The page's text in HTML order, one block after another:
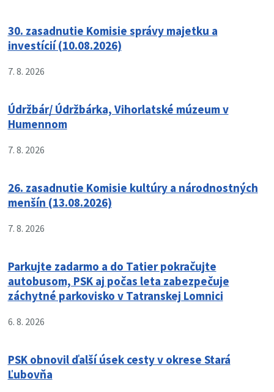
30. zasadnutie Komisie správy majetku a
investícií (10.08.2026)
7. 8. 2026
Údržbár/ Údržbárka, Vihorlatské múzeum v
Humennom
7. 8. 2026
26. zasadnutie Komisie kultúry a národnostných
menšín (13.08.2026)
7. 8. 2026
Parkujte zadarmo a do Tatier pokračujte
autobusom, PSK aj počas leta zabezpečuje
záchytné parkovisko v Tatranskej Lomnici
6. 8. 2026
PSK obnovil ďalší úsek cesty v okrese Stará
Ľubovňa